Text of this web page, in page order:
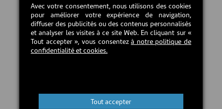
Avec votre consentement, nous utilisons des cookies
pour améliorer votre expérience de navigation,
diffuser des publicités ou des contenus personnalisés
et analyser les visites à ce site Web. En cliquant sur «
Tout accepter », vous consentezà notre politique de
confidentialité et cookies.
Tout accepter